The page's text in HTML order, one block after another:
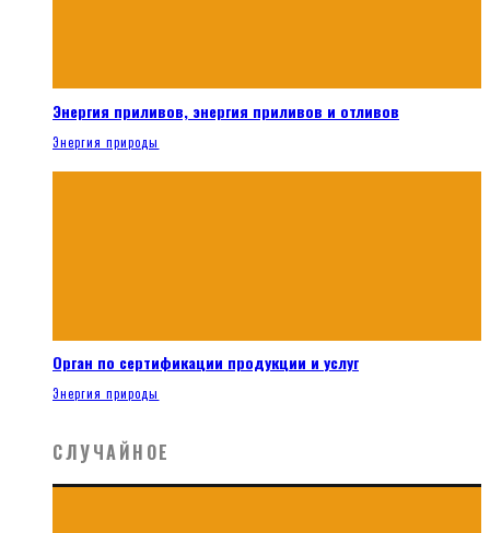
Энергия приливов, энергия приливов и отливов
Энергия природы
Орган по сертификации продукции и услуг
Энергия природы
СЛУЧАЙНОЕ